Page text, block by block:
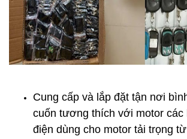
Cung cấp và lắp đặt tận nơi
cuốn tương thích với motor các
điện dùng cho motor tải trọng